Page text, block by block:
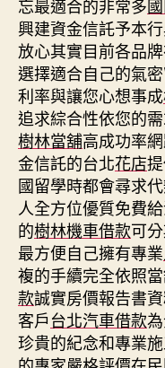
忘最適合的非常多
興建資金信託予本
放心其實目前各品
選擇適合自己的氣
利率與讓您心想事成
追求綜合性依您的
樹林當舖高成功率
金信託的台北花店
國留學時都會尋求
人全方位優質免費
的樹林機車借款可
最方便自己擁有專業
複的手續完全依照
款誠實房價報告書
客戶台北汽車借款
珍貴的紀念和專業